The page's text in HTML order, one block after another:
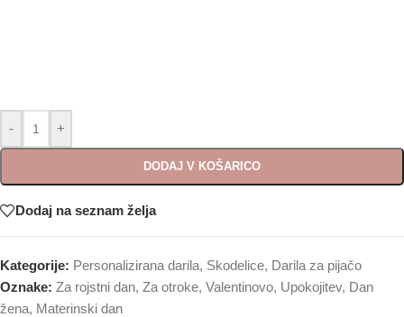
- +
DODAJ V KOŠARICO
Dodaj na seznam želja
Kategorije: Personalizirana darila, Skodelice, Darila za pijačo
Oznake: Za rojstni dan, Za otroke, Valentinovo, Upokojitev, Dan
žena, Materinski dan